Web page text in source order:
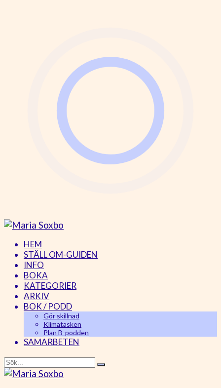
HEM
STÄLL OM-GUIDEN
INFO
BOKA
KATEGORIER
ARKIV
BOK / PODD
Gör skillnad
Klimatasken
Plan B-podden
SAMARBETEN